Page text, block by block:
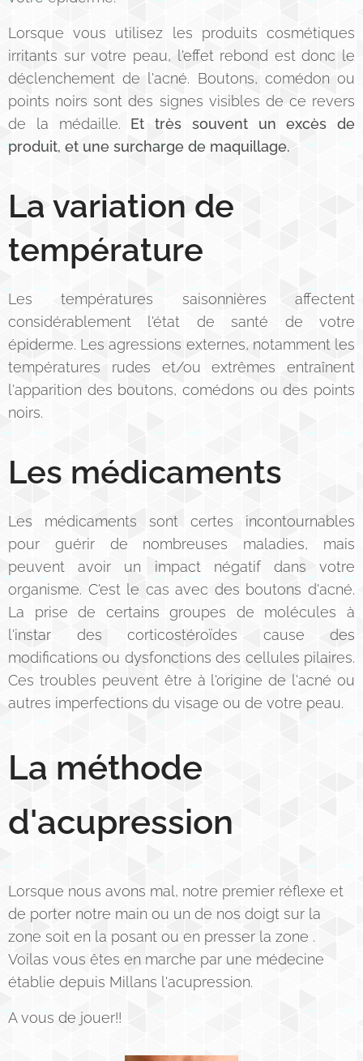
Lorsque vous utilisez les produits cosmétiques
irritants sur votre peau, l'effet rebond est donc le
déclenchement de l'acné. Boutons, comédon ou
points noirs sont des signes visibles de ce revers
de la médaille. Et très souvent un excès de
produit, et une surcharge de maquillage.
La variation de
température
Les températures saisonnières affectent
considérablement l'état de santé de votre
épiderme. Les agressions externes, notamment les
températures rudes et/ou extrêmes entraînent
l'apparition des boutons, comédons ou des points
noirs.
Les médicaments
Les médicaments sont certes incontournables
pour guérir de nombreuses maladies, mais
peuvent avoir un impact négatif dans votre
organisme. C'est le cas avec des boutons d'acné.
La prise de certains groupes de molécules à
l'instar des corticostéroïdes cause des
modifications ou dysfonctions des cellules pilaires.
Ces troubles peuvent être à l'origine de l'acné ou
autres imperfections du visage ou de votre peau.
La méthode
d'acupression
Lorsque nous avons mal, notre premier réflexe et
de porter notre main ou un de nos doigt sur la
zone soit en la posant ou en presser la zone .
Voilas vous êtes en marche par une médecine
établie depuis Millans l'acupression.
A vous de jouer!!